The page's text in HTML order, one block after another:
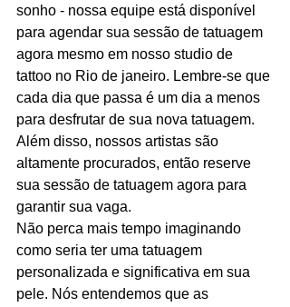
sonho - nossa equipe está disponível
para agendar sua sessão de tatuagem
agora mesmo em nosso studio de
tattoo no Rio de janeiro. Lembre-se que
cada dia que passa é um dia a menos
para desfrutar de sua nova tatuagem.
Além disso, nossos artistas são
altamente procurados, então reserve
sua sessão de tatuagem agora para
garantir sua vaga.
Não perca mais tempo imaginando
como seria ter uma tatuagem
personalizada e significativa em sua
pele. Nós entendemos que as